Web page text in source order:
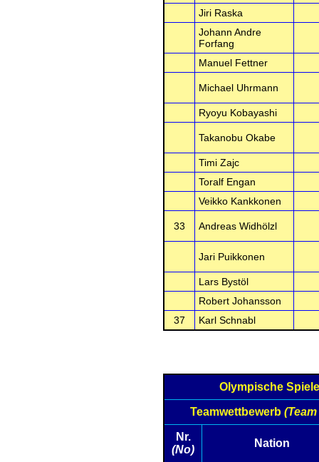
Jiri Raska
Johann Andre
Forfang
Manuel Fettner
Michael Uhrmann
Ryoyu Kobayashi
Takanobu Okabe
Timi Zajc
Toralf Engan
Veikko Kankkonen
33 Andreas Widhölzl
Jari Puikkonen
Lars Bystöl
Robert Johansson
37
Karl Schnabl
Olympische
Teamwettbewerb
Nr.
(No)
Nation